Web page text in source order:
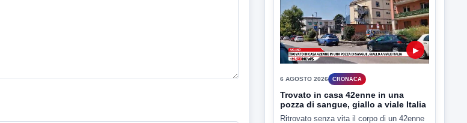
▶
6 AGOSTO 2026 CRONACA
Trovato in casa 42enne in una
pozza di sangue, giallo a viale Italia
Ritrovato senza vita il corpo di un 42enne